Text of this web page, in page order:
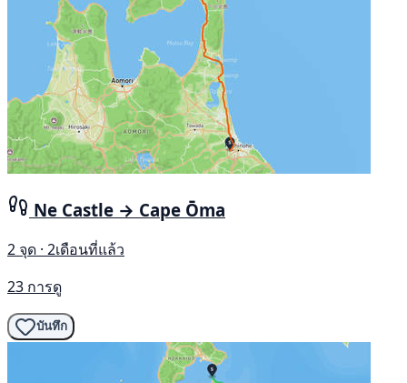
Ne Castle → Cape Ōma
2 จุด · 2เดือนที่แล้ว
23 การดู
บันทึก